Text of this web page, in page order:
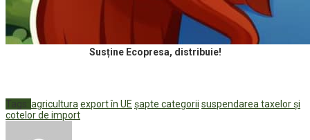
Susține Ecopresa, distribuie!
Tags: agricultura export în UE șapte categorii suspendarea taxelor și
cotelor de import